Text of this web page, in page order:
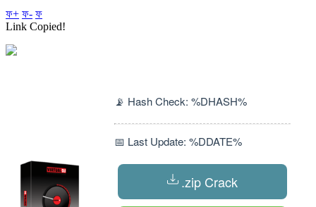
ফ+ ফ- ফ
Link Copied!
📡 Hash Check: %DHASH%
📅 Last Update: %DDATE%
.zip Crack